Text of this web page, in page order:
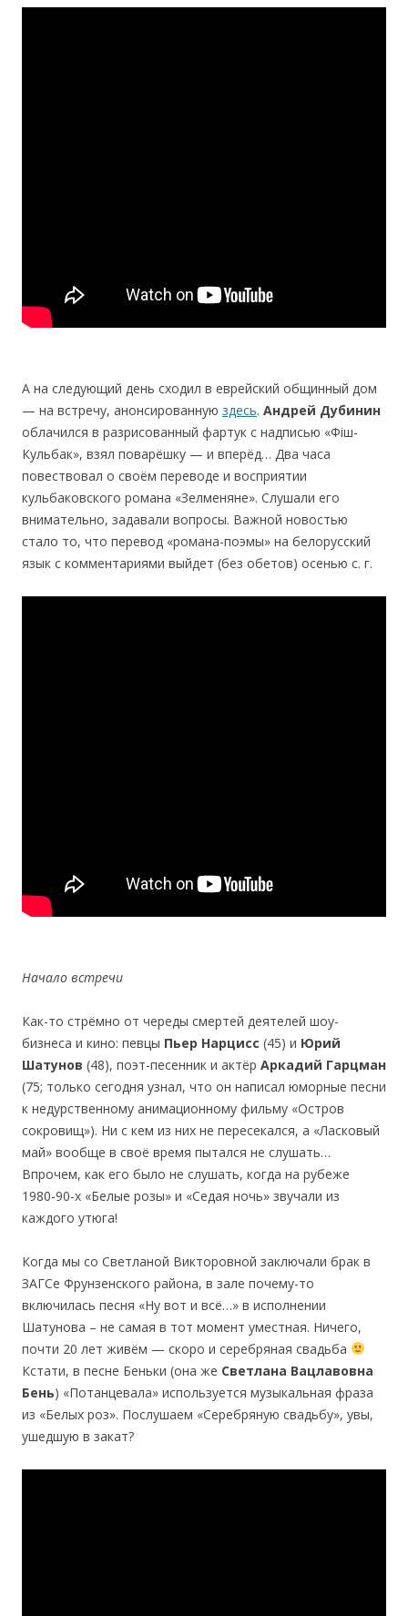
А на следующий день сходил в еврейский общинный дом
— на встречу, анонсированную здесь. Андрей Дубинин
облачился в разрисованный фартук с надписью «Фiш-
Кульбак», взял поварёшку — и вперёд… Два часа
повествовал о своём переводе и восприятии
кульбаковского романа «Зелменяне». Слушали его
внимательно, задавали вопросы. Важной новостью
стало то, что перевод «романа-поэмы» на белорусский
язык с комментариями выйдет (без обетов) осенью с. г.
Начало встречи
Как-то стрёмно от череды смертей деятелей шоу-
бизнеса и кино: певцы Пьер Нарцисс (45) и Юрий
Шатунов (48), поэт-песенник и актёр Аркадий Гарцман
(75; только сегодня узнал, что он написал юморные песни
к недурственному анимационному фильму «Остров
сокровищ»). Ни с кем из них не пересекался, а «Ласковый
май» вообще в своё время пытался не слушать…
Впрочем, как его было не слушать, когда на рубеже
1980-90-х «Белые розы» и «Седая ночь» звучали из
каждого утюга!
Когда мы со Светланой Викторовной заключали брак в
ЗАГСе Фрунзенского района, в зале почему-то
включилась песня «Ну вот и всё…» в исполнении
Шатунова – не самая в тот момент уместная. Ничего,
почти 20 лет живём — скоро и серебряная свадьба
Кстати, в песне Беньки (она же Светлана Вацлавовна
Бень) «Потанцевала» используется музыкальная фраза
из «Белых роз». Послушаем «Серебряную свадьбу», увы,
ушедшую в закат?